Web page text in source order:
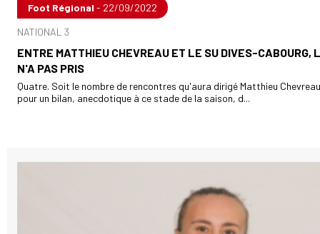
Foot Régional - 22/09/2022
NATIONAL 3
ENTRE MATTHIEU CHEVREAU ET LE SU DIVES-CABOURG,
N'A PAS PRIS
Quatre. Soit le nombre de rencontres qu'aura dirigé Matthieu
pour un bilan, anecdotique à ce stade de la saison, d...